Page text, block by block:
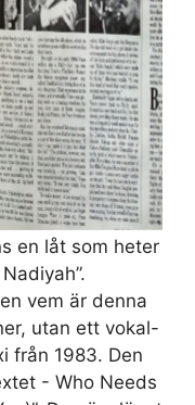
en låt som heter
vem är denna
utan ett vokal-
från 1983. Den
‎- Who Needs